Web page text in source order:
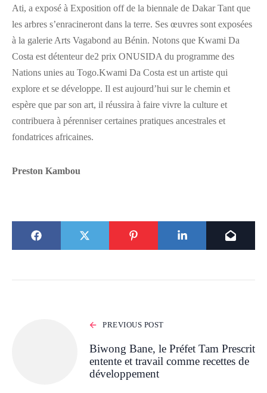
Ati, a exposé à Exposition off de la biennale de Dakar Tant que
les arbres s’enracineront dans la terre. Ses œuvres sont exposées
à la galerie Arts Vagabond au Bénin. Notons que Kwami Da
Costa est détenteur de2 prix ONUSIDA du programme des
Nations unies au Togo.Kwami Da Costa est un artiste qui
explore et se développe. Il est aujourd’hui sur le chemin et
espère que par son art, il réussira à faire vivre la culture et
contribuera à pérenniser certaines pratiques ancestrales et
fondatrices africaines.
Preston Kambou
PREVIOUS POST
Biwong Bane, le Préfet Tam Prescrit
entente et travail comme recettes de
développement